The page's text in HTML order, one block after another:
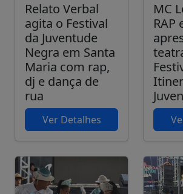
Relato Verbal
agita o Festival
da Juventude
Negra em Santa
Maria com rap,
dj e dança de
rua
Ver Detalhes
MC
RAP